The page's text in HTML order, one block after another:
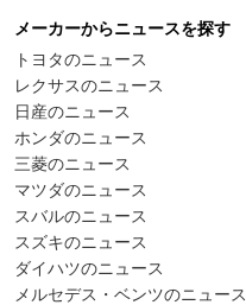
メーカーからニュースを探す
トヨタのニュース
レクサスのニュース
日産のニュース
ホンダのニュース
三菱のニュース
マツダのニュース
スバルのニュース
スズキのニュース
ダイハツのニュース
メルセデス・ベンツのニュース